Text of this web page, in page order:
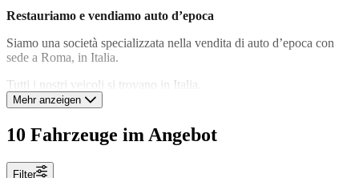
Restauriamo e vendiamo auto d’epoca
Siamo una società specializzata nella vendita di auto d’epoca con
sede a Roma, in Italia.
Tutti i nostri veicoli si trovano in Italia.
Vendiamo i nostri veicoli in tutto il mondo e possiamo organizzare
formalità di trasporto e amministrative relative all’esportazione.
principali società di esportazione (Bolidem.com) che sarà in grado di
Mehr anzeigen
10 Fahrzeuge im Angebot
Filter